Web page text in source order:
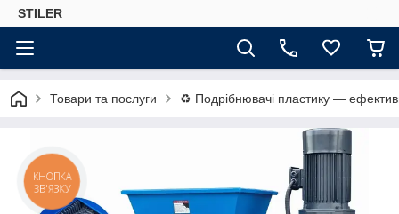
STILER
Товари та послуги ♻️ Подрібнювачі пластику —
КНОПКА
ЗВ'ЯЗКУ